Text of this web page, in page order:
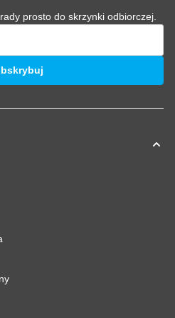
prosto do skrzynki odbiorczej.